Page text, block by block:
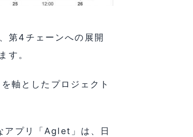
第4チェーンへの展開
す。
軸としたプロジェクト
アプリ「Aglet」は、日